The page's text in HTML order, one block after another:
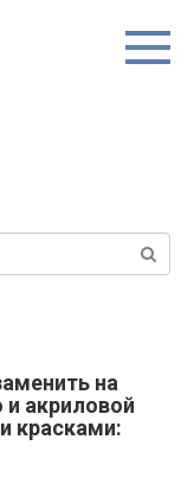
на
акриловой
красками: